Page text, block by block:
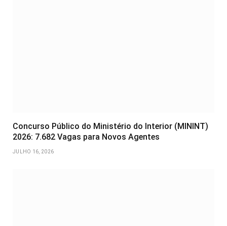
Concurso Público do Ministério do Interior (MININT)
2026: 7.682 Vagas para Novos Agentes
JULHO 16, 2026